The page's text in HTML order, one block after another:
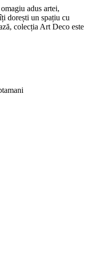
adus artei,
dorești un spațiu cu
colecția Art Deco este